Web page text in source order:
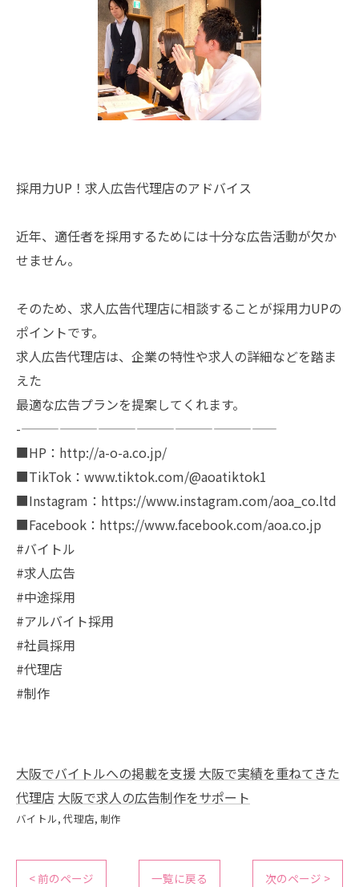
採用力UP！求人広告代理店のアドバイス
近年、適任者を採用するためには十分な広告活動が欠か
せません。
そのため、求人広告代理店に相談することが採用力UPの
ポイントです。
求人広告代理店は、企業の特性や求人の詳細などを踏ま
えた
最適な広告プランを提案してくれます。
-————————————————————
■HP：http://a-o-a.co.jp/
■TikTok：www.tiktok.com/@aoatiktok1
■Instagram：https://www.instagram.com/aoa_co.ltd
■Facebook：https://www.facebook.com/aoa.co.jp
#バイトル
#求人広告
#中途採用
#アルバイト採用
#社員採用
#代理店
#制作
大阪でバイトルへの掲載を支援 大阪で実績を重ねてきた
代理店 大阪で求人の広告制作をサポート
バイトル 代理店 制作
< 前のページ 一覧に戻る 次のページ >